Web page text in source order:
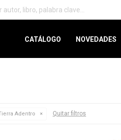
CATÁLOGO NOVEDADES
Adentro Quitar filtros